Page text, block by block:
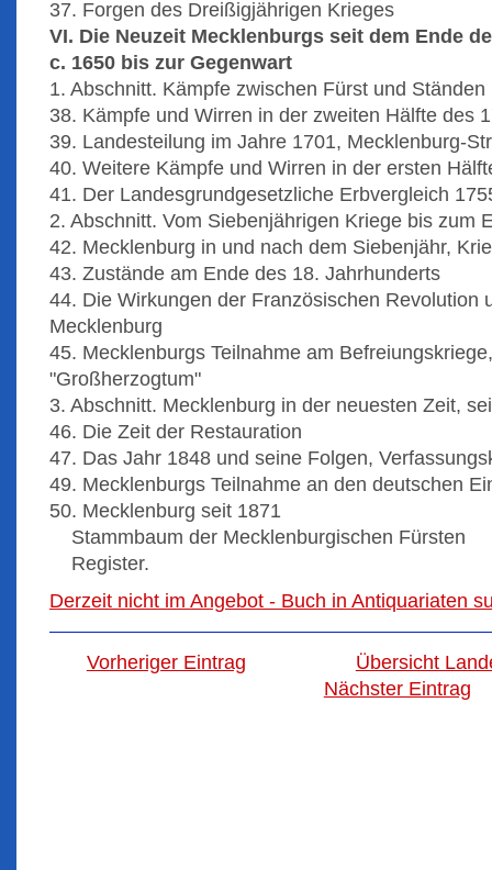
37. Forgen des Dreißigjährigen Krieges
VI. Die Neuzeit Mecklenburgs seit dem Ende
c. 1650 bis zur Gegenwart
1. Abschnitt. Kämpfe zwischen Fürst und Ständen
38. Kämpfe und Wirren in der zweiten Hälfte des
39. Landesteilung im Jahre 1701, Mecklenburg-
40. Weitere Kämpfe und Wirren in der ersten
41. Der Landesgrundgesetzliche Erbvergleich
2. Abschnitt. Vom Siebenjährigen Kriege bis zum
42. Mecklenburg in und nach dem Siebenjähr,
43. Zustände am Ende des 18. Jahrhunderts
44. Die Wirkungen der Französischen Revolution
Mecklenburg
45. Mecklenburgs Teilnahme am
"Großherzogtum"
3. Abschnitt. Mecklenburg in der neuesten Zeit,
46. Die Zeit der Restauration
47. Das Jahr 1848 und seine Folgen,
49. Mecklenburgs Teilnahme an den deutschen
50. Mecklenburg seit 1871
Stammbaum der Mecklenburgischen Fürsten
Register.
Derzeit nicht im Angebot - Buch in Antiquariaten
Vorheriger Eintrag
Übersicht
Nächster Eintrag